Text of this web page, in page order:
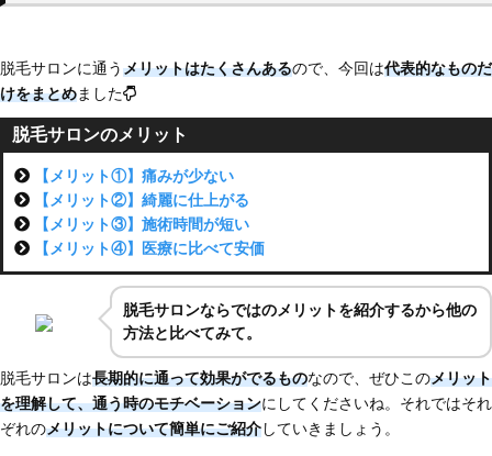
脱毛サロンに通うメリットはたくさんあるので、今回は代表的なものだ
けをまとめました
脱毛サロンのメリット
【メリット①】痛みが少ない
【メリット②】綺麗に仕上がる
【メリット③】施術時間が短い
【メリット④】医療に比べて安価
脱毛サロンならではのメリットを紹介するから他の
方法と比べてみて。
脱毛サロンは長期的に通って効果がでるものなので、ぜひこのメリット
を理解して、通う時のモチベーションにしてくださいね。それではそれ
ぞれのメリットについて簡単にご紹介していきましょう。